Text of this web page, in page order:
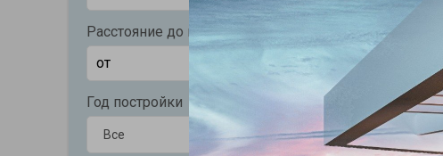
Расстояние до моря (м)
Год постройки
Все Все